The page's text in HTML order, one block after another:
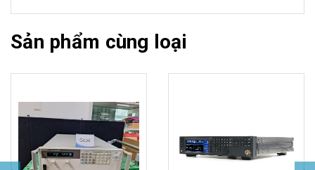
Sản phẩm cùng loại